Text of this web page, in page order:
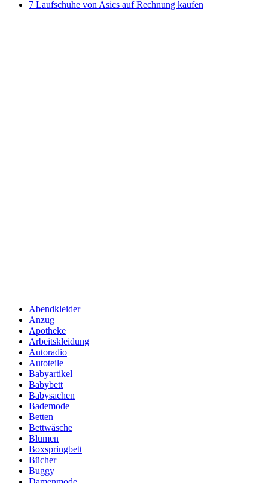
7 Laufschuhe von Asics auf Rechnung kaufen
Abendkleider
Anzug
Apotheke
Arbeitskleidung
Autoradio
Autoteile
Babyartikel
Babybett
Babysachen
Bademode
Betten
Bettwäsche
Blumen
Boxspringbett
Bücher
Buggy